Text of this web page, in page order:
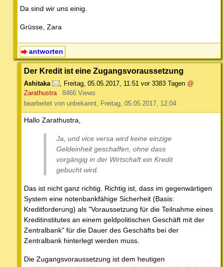
Da sind wir uns einig.
Grüsse, Zara
antworten
Der Kredit ist eine Zugangsvoraussetzung
Ashitaka , Freitag, 05.05.2017, 11:51 vor 3383 Tagen @
Zarathustra
8466 Views
bearbeitet von unbekannt, Freitag, 05.05.2017, 12:04
Hallo Zarathustra,
Ja, und vice versa wird keine einzige
Geldeinheit geschaffen, ohne dass
vorgängig in der Wirtschaft ein Kredit
gebucht wird.
Das ist nicht ganz richtig. Richtig ist, dass im gegenwärtigen
System eine notenbankfähige Sicherheit (Basis:
Kreditforderung) als "Voraussetzung für die Teilnahme eines
Kreditinstitutes an einem geldpolitischen Geschäft mit der
Zentralbank" für die Dauer des Geschäfts bei der
Zentralbank hinterlegt werden muss.
Die Zugangsvoraussetzung ist dem heutigen